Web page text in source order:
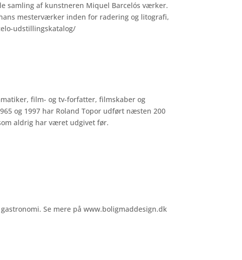
samling af kunstneren Miquel Barcelós værker.
mesterværker inden for radering og litografi,
udstillingskatalog/
film- og tv-forfatter, filmskaber og
og 1997 har Roland Topor udført næsten 200
aldrig har været udgivet før.
Se mere påwww.boligmaddesign.dk